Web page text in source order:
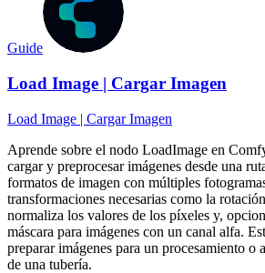
Guide
Load Image | Cargar Imagen
Load Image | Cargar Imagen
Aprende sobre el nodo LoadImage en
cargar y preprocesar imágenes desde una
formatos de imagen con múltiples
transformaciones necesarias como la
normaliza los valores de los píxeles y,
máscara para imágenes con un canal alfa.
preparar imágenes para un procesamiento o
de una tubería.